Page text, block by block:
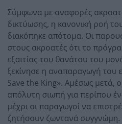
Σύμφωνα με αναφορές
δικτύωσης, η κανονική ροή
διακόπηκε απότομα. Οι
στους ακροατές ότι το
εξαιτίας του θανάτου του
ξεκίνησε η αναπαραγωγή του
Save the King». Αμέσως μετά,
απόλυτη σιωπή για περίπου
μέχρι οι παραγωγοί να
ζητήσουν ζωντανά συγγνώμη.